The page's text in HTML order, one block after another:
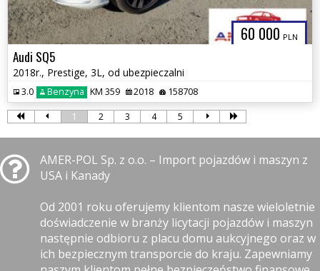
60 000 PLN
Audi SQ5
2018r., Prestige, 3L, od ubezpieczalni
3.0 Benzyna KM 359 2018 158708
1 2 3 4 5
AMER-POL Sp. z o.o. – Import pojazdów i maszyn z
USA i Kanady
Od 2001 roku oferujemy klientom nasze wieloletnie
doświadczenie w branży licytacji pojazdów i maszyn
następnie odbioru z placu domu aukcyjnego oraz w
ich bezpiecznym transporcie do kraju. Zapewniamy